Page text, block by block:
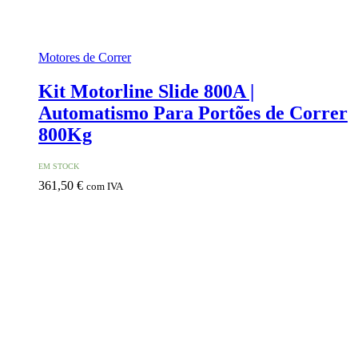
Motores de Correr
Kit Motorline Slide 800A |
Automatismo Para Portões de Correr
800Kg
EM STOCK
361,50 € com IVA